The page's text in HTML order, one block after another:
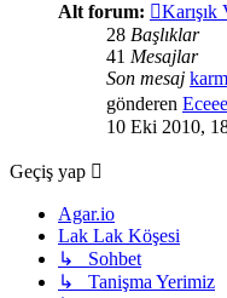
Alt forum:
Karışık
28 Başlıklar
41 Mesajlar
Son mesaj
gönderen
10 Eki 2010,
Geçiş yap
Agar.io
Lak Lak Köşesi
↳ Sohbet
↳ Tanişma Yerimiz